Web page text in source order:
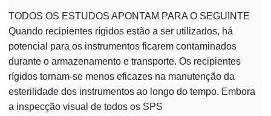
TODOS OS ESTUDOS APONTAM PARA O SEGUINTE
Quando recipientes rígidos estão a ser utilizados, há
potencial para os instrumentos ficarem contaminados
durante o armazenamento e transporte. Os recipientes
rígidos tornam-se menos eficazes na manutenção da
esterilidade dos instrumentos ao longo do tempo. Embora
a inspecção visual de todos os SPS